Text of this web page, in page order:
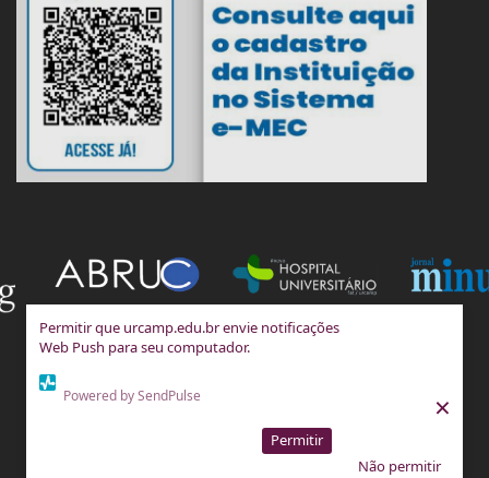
Permitir que urcamp.edu.br envie notificações
Web Push para seu computador.
Powered by SendPulse
Não permitir
Permitir
×